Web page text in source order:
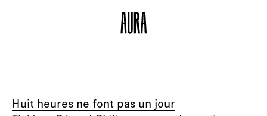
Huit heures ne font pas un jour